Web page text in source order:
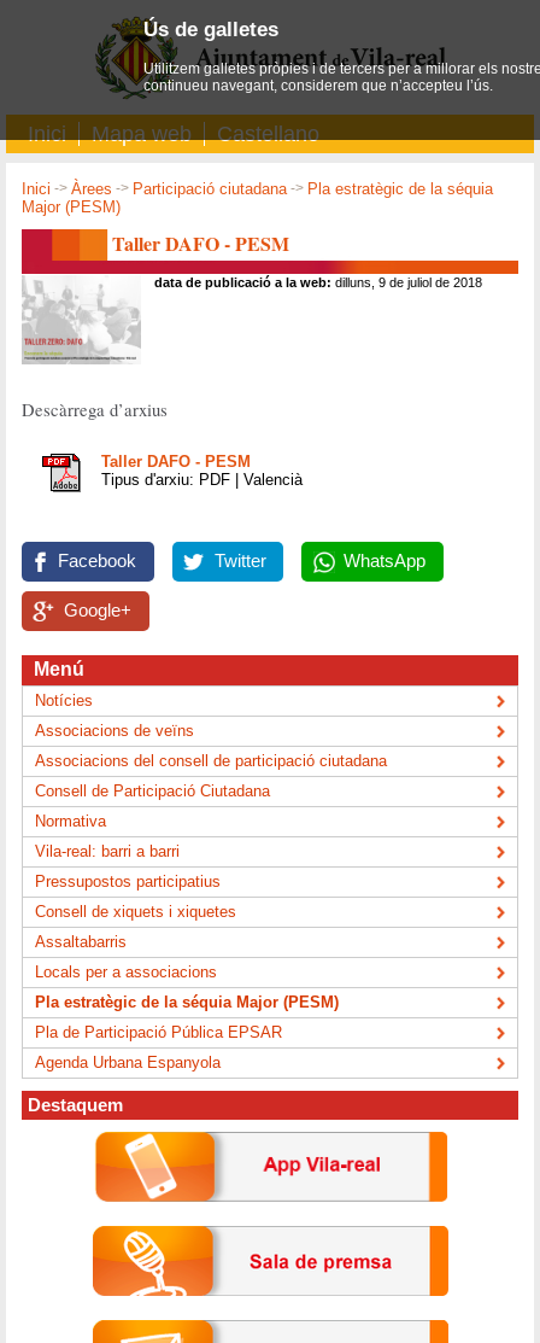
Inici Mapa web Castellano
Inici ->Àrees -> Participació ciutadana-> Pla estratègic de la séquia
Major (PESM)
Taller DAFO - PESM
data de publicació a la web: dilluns, 9 de juliol de 2018
Descàrrega d’arxius
Taller DAFO - PESM
Tipus d'arxiu: PDF | Valencià
Facebook Twitter WhatsApp
Google+
Menú
Notícies
Associacions de veïns
Associacions del consell de participació ciutadana
Consell de Participació Ciutadana
Normativa
Vila-real: barri a barri
Pressupostos participatius
Consell de xiquets i xiquetes
Assaltabarris
Locals per a associacions
Pla estratègic de la séquia Major (PESM)
Pla de Participació Pública EPSAR
Agenda Urbana Espanyola
Destaquem
Ús de galletes
Utilitzem galletes pròpies i de tercers per a millorar els
continueu navegant, considerem que n’accepteu l’ús.